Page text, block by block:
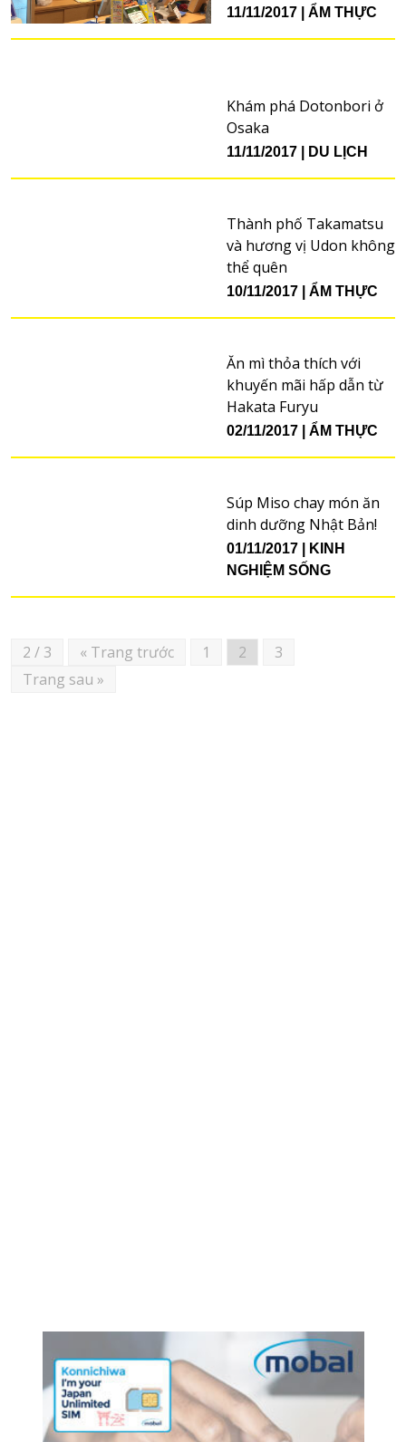
11/11/2017 ẨM THỰC
Khám phá Dotonbori ở
Osaka
11/11/2017 DU LỊCH
Thành phố Takamatsu
và hương vị Udon không
thể quên
10/11/2017 ẨM THỰC
Ăn mì thỏa thích với
khuyến mãi hấp dẫn từ
Hakata Furyu
02/11/2017 ẨM THỰC
Súp Miso chay món ăn
dinh dưỡng Nhật Bản!
01/11/2017
KINH
NGHIỆM SỐNG
2 / 3 « Trang trước 1 2
3
Trang sau »